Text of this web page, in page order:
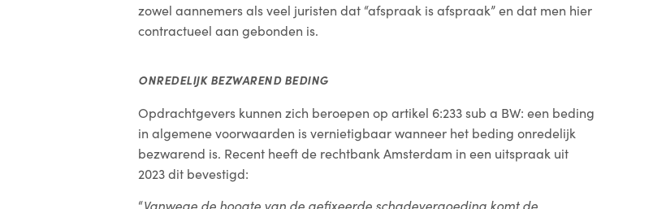
zowel aannemers als veel juristen dat “afspraak is afspraak” en dat men hier
contractueel aan gebonden is.
ONREDELIJK BEZWAREND BEDING
Opdrachtgevers kunnen zich beroepen op artikel 6:233 sub a BW: een beding
in algemene voorwaarden is vernietigbaar wanneer het beding onredelijk
bezwarend is. Recent heeft de rechtbank Amsterdam in een uitspraak uit
2023 dit bevestigd: